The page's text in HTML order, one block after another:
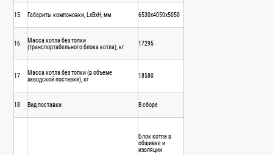
15 Габариты компоновки, LxBxH, мм 6530х4050х5050
16
Масса котла без топки
(транспортабельного блока котла), кг
17295
17
Масса котла без топки (в объеме
заводской поставки), кг
18580
18 Вид поставки В сборе
Блок котла в
обшивке и
изоляции